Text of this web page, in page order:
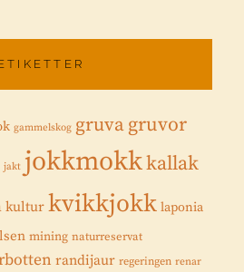
gammelskog gruvagruvor
jakt jokkmokkkallak
kultur kvikkjokk laponia
mining naturreservat
randijaur regeringen renar